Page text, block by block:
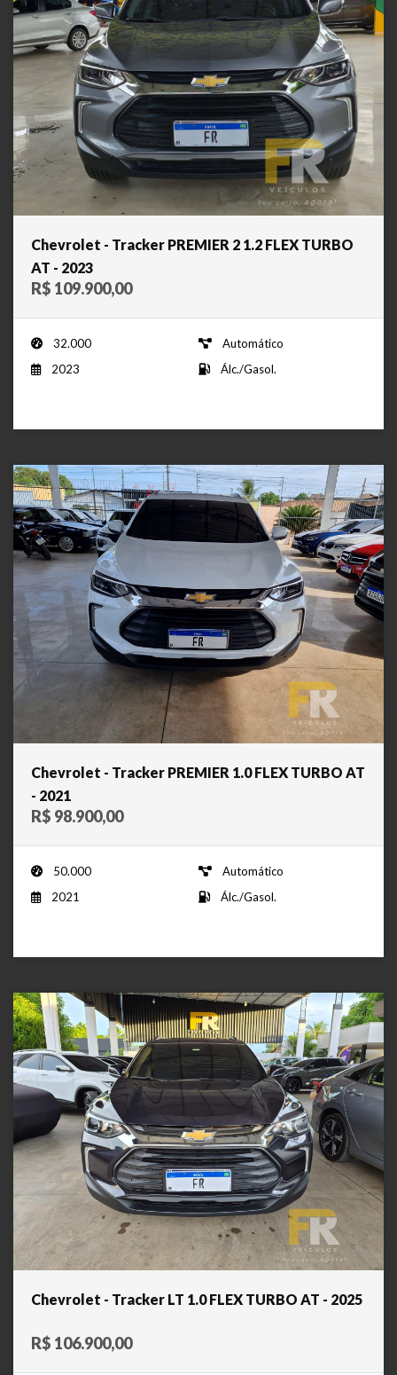
Chevrolet - Tracker PREMIER 2 1.2 FLEX TURBO
AT - 2023
R$ 109.900,00
32.000
Automático
2023
Álc./Gasol.
Chevrolet - Tracker PREMIER 1.0 FLEX TURBO AT
- 2021
R$ 98.900,00
50.000
Automático
2021
Álc./Gasol.
Chevrolet - Tracker LT 1.0 FLEX TURBO AT - 2025
R$ 106.900,00